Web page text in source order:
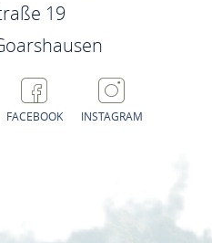
19
FACEBOOK INSTAGRAM